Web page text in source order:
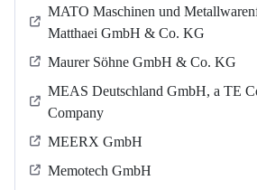
MATO Maschinen und
Matthaei GmbH & Co. KG
Maurer Söhne GmbH & Co. KG
MEAS Deutschland GmbH, a TE
Company
MEERX GmbH
Memotech GmbH